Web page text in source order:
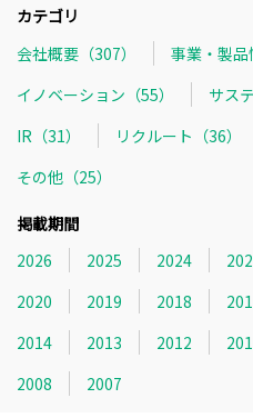
カテゴリ
会社概要（307）
事業・製品
イノベーション（55）
サス
IR（31）
リクルート（36）
その他（25）
掲載期間
2026
2025 2024
2020
2019 2018
2014
2013 2012
2008
2007